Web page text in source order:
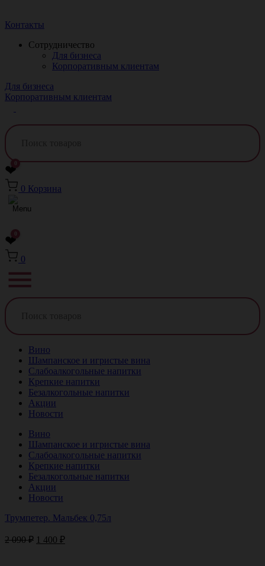
Контакты
Сотрудничество
Для бизнеса
Корпоративным клиентам
Для бизнеса
Корпоративным клиентам
❤0
0 Корзина
❤0
0
Вино
Шампанское и игристые вина
Слабоалкогольные напитки
Крепкие напитки
Безалкогольные напитки
Акции
Новости
Вино
Шампанское и игристые вина
Слабоалкогольные напитки
Крепкие напитки
Безалкогольные напитки
Акции
Новости
Трумпетер. Мальбек 0,75л
2 090₽ Первоначальная
1 400 ₽Текущая